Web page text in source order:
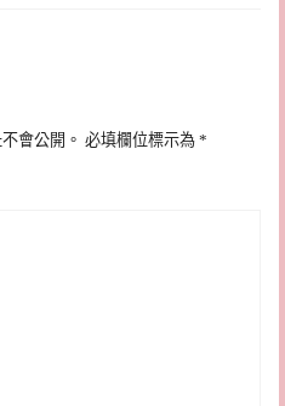
會公開。 必填欄位標示為 *